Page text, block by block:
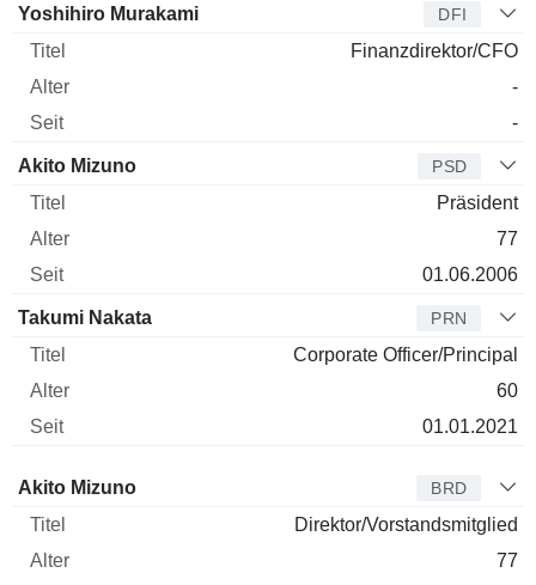
Manager Titel Alter
Yoshihiro Murakami DFI
Finanzdirektor/CFO
-
-
Akito Mizuno PSD
Präsident
77
01.06.2006
Takumi Nakata PRN
Corporate Officer/Principal
60
01.01.2021
Verwaltungsratsmitglied
Akito Mizuno BRD
Direktor/Vorstandsmitglied
77